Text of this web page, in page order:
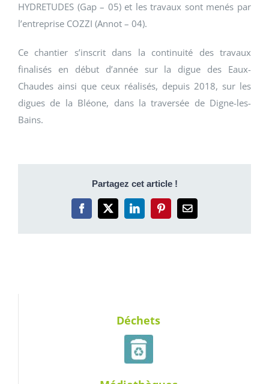
HYDRETUDES (Gap – 05) et les travaux sont menés par
l’entreprise COZZI (Annot – 04).
Ce chantier s’inscrit dans la continuité des travaux
finalisés en début d’année sur la digue des Eaux-
Chaudes ainsi que ceux réalisés, depuis 2018, sur les
digues de la Bléone, dans la traversée de Digne-les-
Bains.
Partagez cet article !
Facebook
X LinkedInPinterestEmail
Déchets